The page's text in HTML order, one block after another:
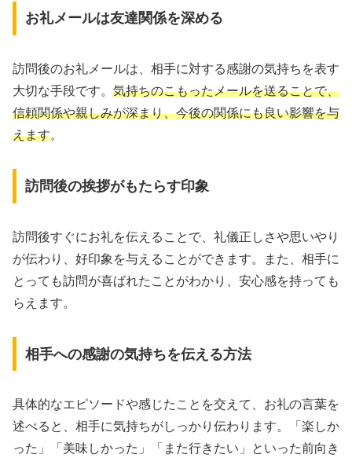
お礼メールは友達関係を深める
訪問後のお礼メールは、相手に対する感謝の気持ちを表す
大切な手段です。 気持ちのこもったメールを送ることで、
信頼関係や親しみが深まり、今後の関係にも良い影響を与
えます。
訪問後の挨拶がもたらす印象
訪問後すぐにお礼を伝えることで、礼儀正しさや思いやり
が伝わり、好印象を与えることができます。また、相手に
とっても訪問が喜ばれたことがわかり、安心感を持っても
らえます。
相手への感謝の気持ちを伝える方法
具体的なエピソードや感じたことを交えて、お礼の言葉を
述べると、相手に気持ちがしっかり伝わります。「楽しか
った」「美味しかった」「また行きたい」といった前向き